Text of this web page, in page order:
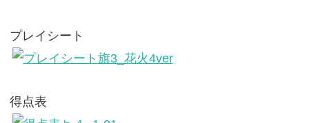
プレイシート
得点表